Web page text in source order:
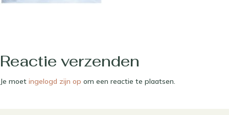
Reactie verzenden
Je moet ingelogd zijn op om een reactie te plaatsen.